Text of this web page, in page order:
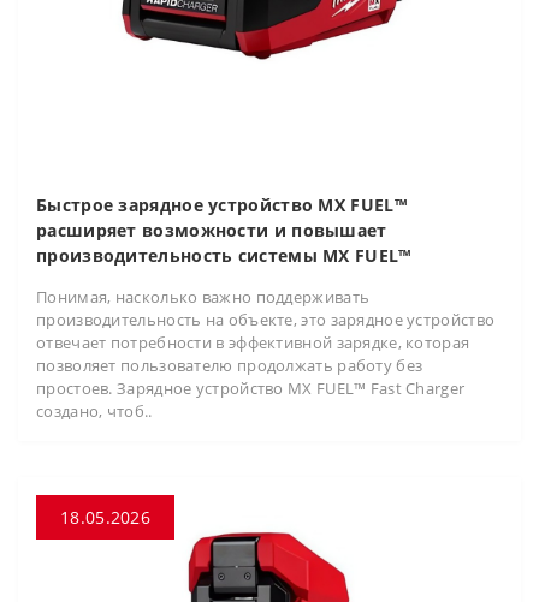
Быстрое зарядное устройство MX FUEL™
расширяет возможности и повышает
производительность системы MX FUEL™
Понимая, насколько важно поддерживать
производительность на объекте, это зарядное устройство
отвечает потребности в эффективной зарядке, которая
позволяет пользователю продолжать работу без
простоев. Зарядное устройство MX FUEL™ Fast Charger
создано, чтоб..
18.05.2026